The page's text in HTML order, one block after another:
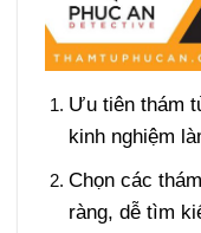
Ưu tiên thám
kinh nghiệm
Chọn các
ràng, dễ tìm